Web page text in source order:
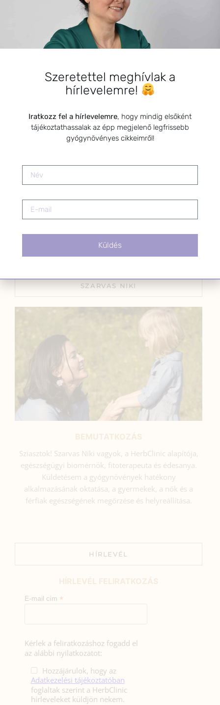
Baleseti sérülések kezelése
természetes módszerekkel
A premenstruációs időszak (PMS)
megkönnyítése természetes
2021.01.01.
2024.08.14.
2022.02.18.
SZARVAS NIKI
Sziasztok! Szarvas Niki vagyok, a HerbClinic alapítója,
egészségügyi biomérnök, fitoterapeuta és édesanya.
Küldetésem a gyógynövények hatékony
alkalmazásának oktatása, a gyermekek, a nők és a
férfiak egészségének megőrzése és helyreállítása.
HÍRLEVÉL
E-mail cím *
Kérlek a feliratkozáshoz fogadd el
az alábbi nyilatkozatot:
Hozzájárulok, hogy az
Adatkezelési tájékoztatóban
foglaltak szerint a HerbClinic
hírleveleket küldjön nekem.
Szeretettel meghívlak a
hírlevelemre!
Iratkozz fel a hírlevelemre, hogy mindig elsőként
tájékoztathassalak az épp megjelenő legfrissebb
gyógynövényes cikkeimről!
Küldés